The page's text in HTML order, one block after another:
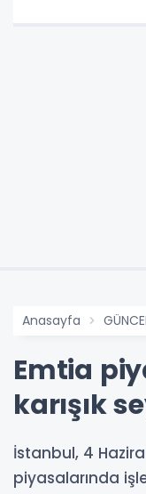
Anasayfa
Emtia
karışık
İstanbul, 4
piyasalarında